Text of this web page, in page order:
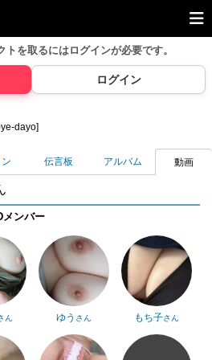
トを取るにはログインが必要です。
ログイン
dayo]
伝言板 アルバム 動画
メンバー
ん ゆう さん もち子さん